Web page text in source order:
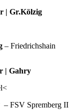
| Gr.Kölzig
– Friedrichshain
| Gahry
– FSV Spremberg II